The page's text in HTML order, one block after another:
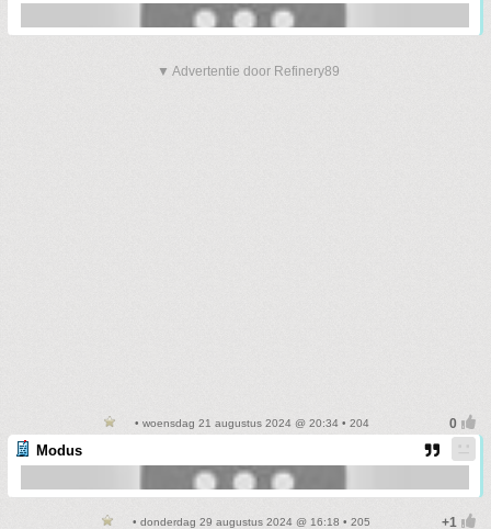
▼ Advertentie door Refinery89
• woensdag 21 augustus 2024 @ 20:34 • 204
Modus
• donderdag 29 augustus 2024 @ 16:18 • 205